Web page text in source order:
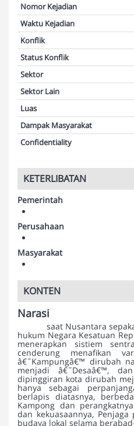
Nomor Kejadian
Waktu Kejadian
Konflik
Status Konflik
Sektor
Sektor Lain
Luas
Dampak Masyarakat
Confidentiality
KETERLIBATAN
Pemerintah
Perusahaan
Masyarakat
KONTEN
Narasi
saat Nusantara
hukum Negara Kesatuan
menerapkan sistiem
cenderung menafikan
â€˜Kampungâ€™ dirubah
menjadi â€˜Desaâ€™,
dipinggiran kota dirubah
hanya sebagai
berlapis diatasnya,
Kampong dan
dan kekuasaannya,
budaya lokal selama